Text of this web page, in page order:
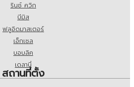
รินซ์ ควิก
บีมิส
ฟลูอิดมาสเตอร์
เอ็กเซล
บอบลิค
เดลานี่
สถานที่ตั้ง